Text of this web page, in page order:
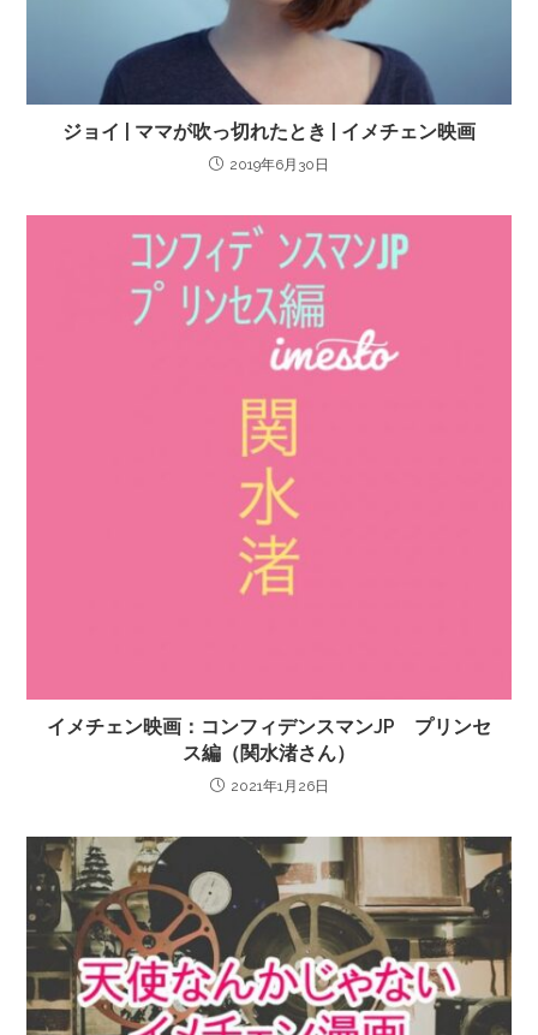
ジョイ | ママが吹っ切れたとき | イメチェン映画
2019年6月30日
イメチェン映画：コンフィデンスマンJP プリンセ
ス編（関水渚さん）
2021年1月26日